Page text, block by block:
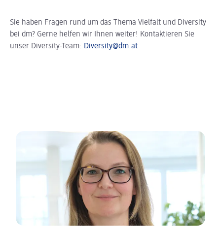
Sie haben Fragen rund um das Thema Vielfalt und Diversity
bei dm? Gerne helfen wir Ihnen weiter! Kontaktieren Sie
unser Diversity-Team: Diversity@dm.at